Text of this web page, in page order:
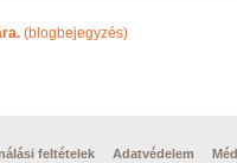
(blogbejegyzés)
feltételek Adatvédelem